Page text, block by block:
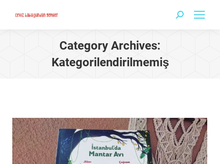
Search:
Category Archives:
Kategorilendirilmemiş